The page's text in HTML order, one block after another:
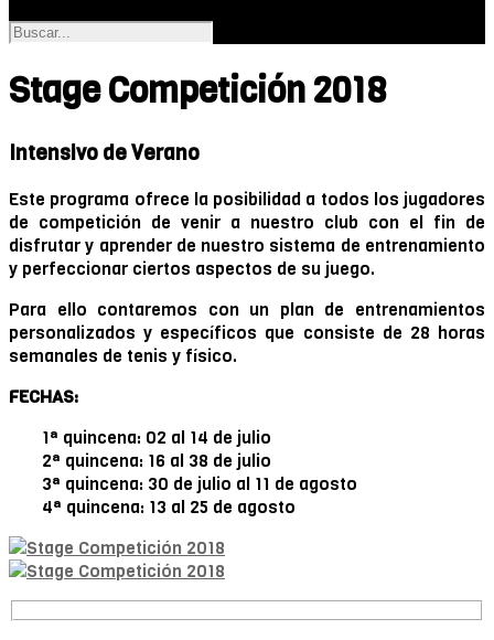
Stage Competición 2018
Intensivo de Verano
Este programa ofrece la posibilidad a todos los jugadores
de competición de venir a nuestro club con el fin de
disfrutar y aprender de nuestro sistema de entrenamiento
y perfeccionar ciertos aspectos de su juego.
Para ello contaremos con un plan de entrenamientos
personalizados y específicos que consiste de 28 horas
semanales de tenis y físico.
FECHAS:
1ª quincena: 02 al 14 de julio
2ª quincena: 16 al 38 de julio
3ª quincena: 30 de julio al 11 de agosto
4ª quincena: 13 al 25 de agosto